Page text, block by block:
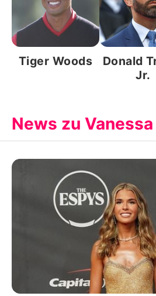
Tiger Woods
Donald
Jr.
News zu